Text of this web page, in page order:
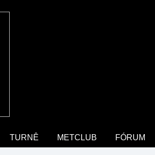
TURNÊ METCLUB FÓRUM